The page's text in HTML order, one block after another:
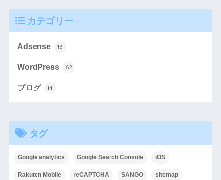
カテゴリー
Adsense 13
WordPress 62
ブログ 14
タグ
Google analytics Google Search Console iOS
Rakuten Mobile reCAPTCHA SANGO sitemap